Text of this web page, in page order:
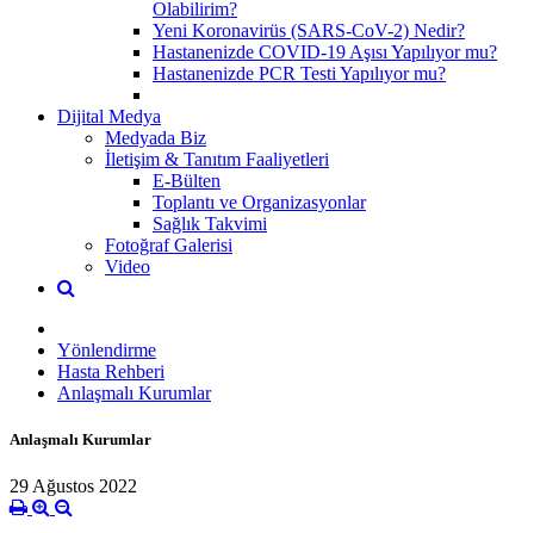
Olabilirim?
Yeni Koronavirüs (SARS-CoV-2) Nedir?
Hastanenizde COVID-19 Aşısı Yapılıyor mu?
Hastanenizde PCR Testi Yapılıyor mu?
Dijital Medya
Medyada Biz
İletişim & Tanıtım Faaliyetleri
E-Bülten
Toplantı ve Organizasyonlar
Sağlık Takvimi
Fotoğraf Galerisi
Video
Yönlendirme
Hasta Rehberi
Anlaşmalı Kurumlar
Anlaşmalı Kurumlar
29 Ağustos 2022